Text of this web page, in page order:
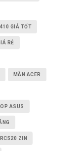
GIÁ TỐT
RẺ
MÀN ACER
ASUS
ZIN